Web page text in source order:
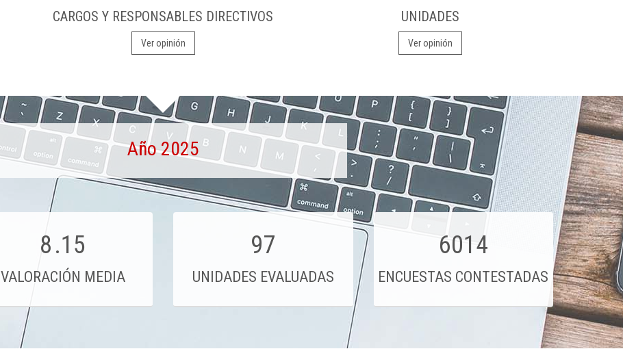
CARGOS Y RESPONSABLES DIRECTIVOS
Ver opinión
UNIDADES
Ver opinión
Año 2025
8.15
VALORACIÓN MEDIA
97
UNIDADES EVALUADAS
6014
ENCUESTAS CONTESTADAS